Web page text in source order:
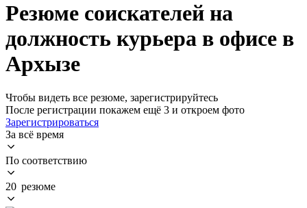
Резюме соискателей на
должность курьера в офисе в
Архызе
Чтобы видеть все резюме, зарегистрируйтесь
После регистрации покажем ещё 3 и откроем фото
Зарегистрироваться
За всё время
По соответствию
20 резюме